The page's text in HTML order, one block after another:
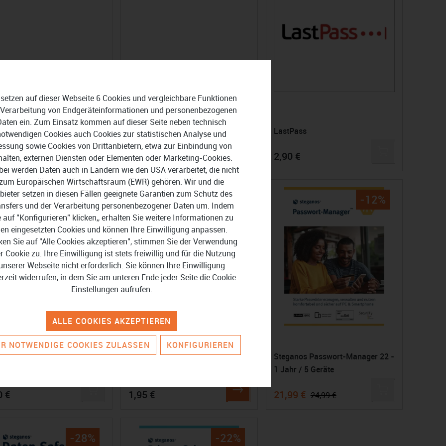
Password Manager
€ 20,99 €
1Password
3,65 €
LastPass
2,90 €
Vault
€
Avira Password Manager Pro
1,95 €
-12%
Steganos Passwort-Manager 22 -
1 Jahr / 5 Geräte
21,99 € 24,99 €
-28% -22%
auf dieser Webseite 6 Cookies und vergleichbare Funktionen
von Endgeräteinformationen und personenbezogenen
ein. Zum Einsatz kommen auf dieser Seite neben technisch
Cookies auch Cookies zur statistischen Analyse und
sowie Cookies von Drittanbietern, etwa zur Einbindung von
externen Diensten oder Elementen oder Marketing-Cookies.
werden Daten auch in Ländern wie den USA verarbeitet, die nicht
Europäischen Wirtschaftsraum (EWR) gehören. Wir und die
setzen in diesen Fällen geeignete Garantien zum Schutz des
und der Verarbeitung personenbezogener Daten um. Indem
auf "Konfigurieren" klicken,, erhalten Sie weitere Informationen zu
eingesetzten Cookies und können Ihre Einwilligung anpassen.
Sie auf "Alle Cookies akzeptieren", stimmen Sie der Verwendung
Cookie zu. Ihre Einwilligung ist stets freiwillig und für die Nutzung
Webseite nicht erforderlich. Sie können Ihre Einwilligung
widerrufen, in dem Sie am unteren Ende jeder Seite die Cookie
Einstellungen aufrufen.
NOTWENDIGE COOKIES ZULASSEN KONFIGURIEREN
ALLE COOKIES AKZEPTIEREN